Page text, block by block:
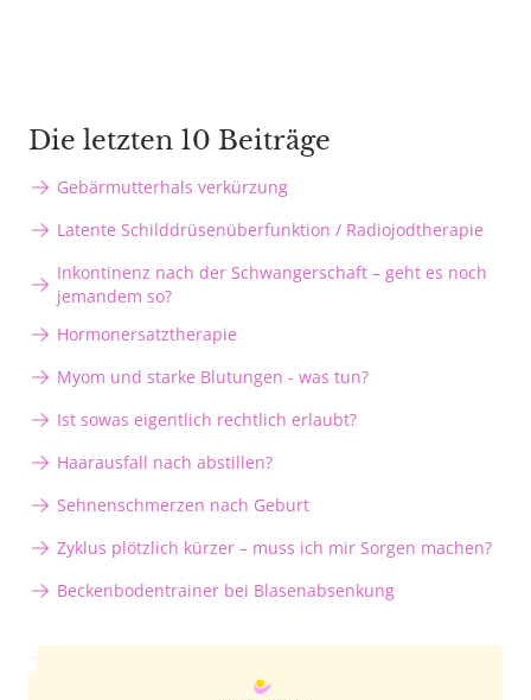
Die letzten 10 Beiträge
Gebärmutterhals verkürzung
Latente Schilddrüsenüberfunktion / Radiojodtherapie
Inkontinenz nach der Schwangerschaft – geht es noch
jemandem so?
Hormonersatztherapie
Myom und starke Blutungen - was tun?
Ist sowas eigentlich rechtlich erlaubt?
Haarausfall nach abstillen?
Sehnenschmerzen nach Geburt
Zyklus plötzlich kürzer – muss ich mir Sorgen machen?
Beckenbodentrainer bei Blasenabsenkung